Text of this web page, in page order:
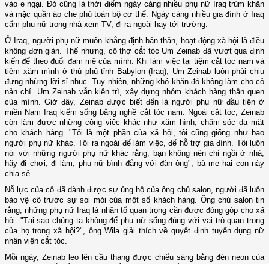
vào e ngại. Đó cũng là thời điểm ngày càng nhiều phụ nữ Iraq trùm khăn
và mặc quần áo che phủ toàn bộ cơ thể. Ngày càng nhiều gia đình ở Iraq
cấm phụ nữ trong nhà xem TV, đi ra ngoài hay tới trường.
Ở Iraq, người phụ nữ muốn khẳng định bản thân, hoạt động xã hội là điều
không đơn giản. Thế nhưng, cô thợ cắt tóc Um Zeinab đã vượt qua định
kiến để theo đuổi đam mê của mình. Khi làm việc tại tiệm cắt tóc nam và
tiệm xăm mình ở thủ phủ tỉnh Babylon (Iraq), Um Zeinab luôn phải chịu
đựng những lời sỉ nhục. Tuy nhiên, những khó khăn đó không làm cho cô
nản chí. Um Zeinab vẫn kiên trì, xây dựng nhóm khách hàng thân quen
của mình. Giờ đây, Zeinab được biết đến là người phụ nữ đầu tiên ở
miền Nam Iraq kiếm sống bằng nghề cắt tóc nam. Ngoài cắt tóc, Zeinab
còn làm được những công việc khác như xăm hình, chăm sóc da mặt
cho khách hàng. "Tôi là một phần của xã hội, tôi cũng giống như bao
người phụ nữ khác. Tôi ra ngoài để làm việc, để hỗ trợ gia đình. Tôi luôn
nói với những người phụ nữ khác rằng, bạn không nên chỉ ngồi ở nhà,
hãy đi chơi, đi làm, phụ nữ bình đẳng với đàn ông", bà mẹ hai con này
chia sẻ.
Nỗ lực của cô đã dành được sự ủng hộ của ông chủ salon, người đã luôn
bảo vệ cô trước sự soi mói của một số khách hàng. Ông chủ salon tin
rằng, những phụ nữ Iraq là nhân tố quan trọng cần được đóng góp cho xã
hội. "Tại sao chúng ta không để phụ nữ sống đúng với vai trò quan trọng
của họ trong xã hội?", ông Wila giải thích về quyết định tuyển dụng nữ
nhân viên cắt tóc.
Mỗi ngày, Zeinab leo lên cầu thang được chiếu sáng bằng đèn neon của